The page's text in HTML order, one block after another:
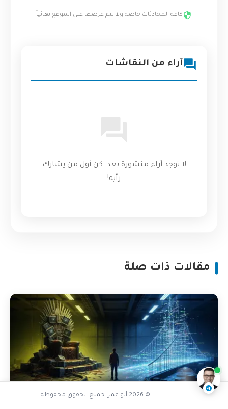
كافة المحادثات خاصة ولا يتم عرضها على الموقع نهائياً
آراء من النقاشات
لا توجد آراء منشورة بعد. كن أول من يشارك
رأيه!
مقالات ذات صلة
لماذا يفضل المهندسون الكود
ناقشنا على تليجرام@AbuOmarTech_bot
© 2026 أبو عمر. جميع الحقوق محفوظة.